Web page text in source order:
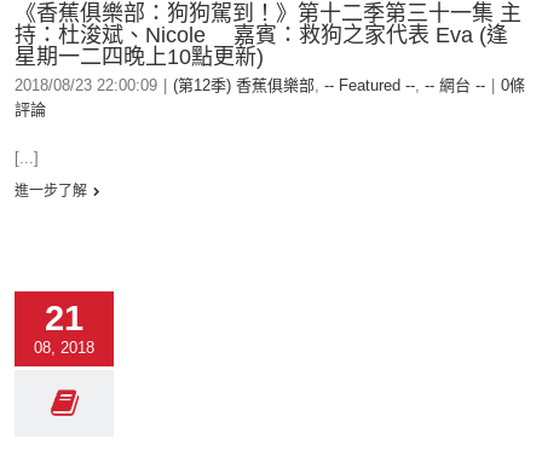
《香蕉俱樂部：狗狗駕到！》第十二季第三十一集 主
持：杜浚斌、Nicole 嘉賓：救狗之家代表 Eva (逢
星期一二四晚上10點更新)
2018/08/23 22:00:09 (第12季) 香蕉俱樂部, -- Featured --, -- 網台 --
0條
評論
[...]
進一步了解
21
08, 2018